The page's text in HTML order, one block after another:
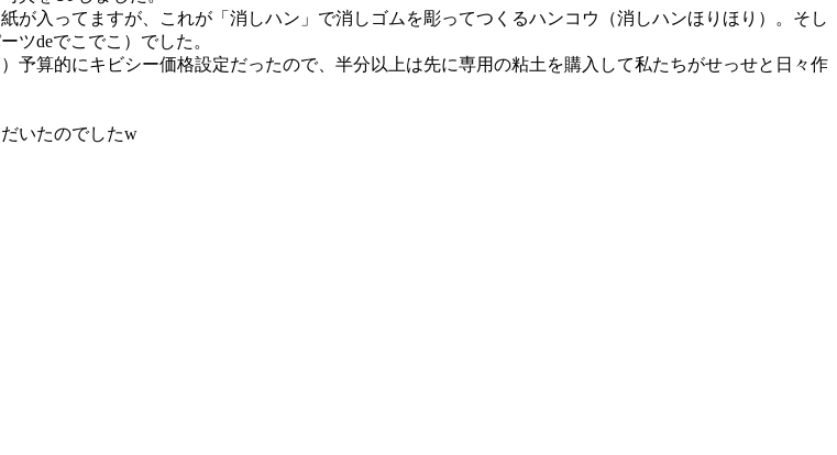
入ってますが、これが「消しハン」で消しゴムを彫ってつくるハンコウ（消しハンほりほり）。そし
ツdeでこでこ）でした。
算的にキビシー価格設定だったので、半分以上は先に専用の粘土を購入して私たちがせっせと日々作
いたのでしたw